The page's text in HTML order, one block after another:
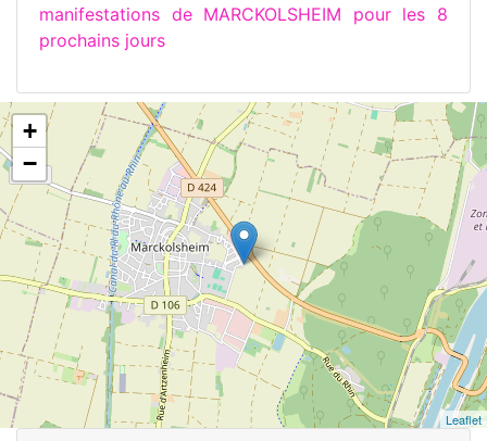
manifestations de MARCKOLSHEIM pour les 8
prochains jours
+
−
Leaflet